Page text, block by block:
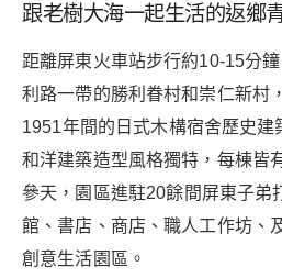
跟老樹大海一起生活的返鄉
距離屏東火車站步行約10-15分
利路一帶的勝利眷村和崇仁新村
1951年間的日式木構宿舍歷史建
和洋建築造型風格獨特，每棟皆
參天，園區進駐20餘間屏東子弟
館、書店、商店、職人工作坊、
創意生活園區。